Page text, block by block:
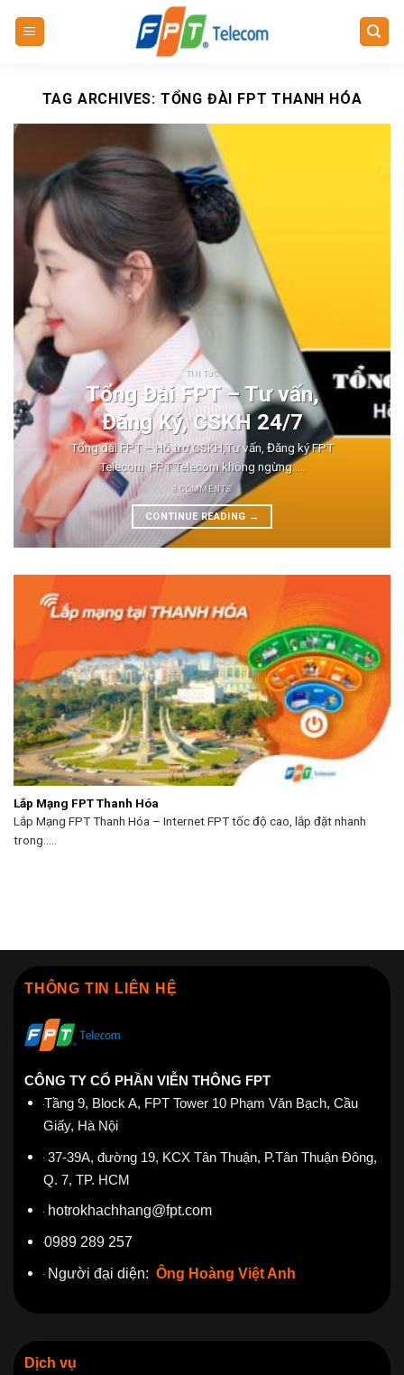
TAG ARCHIVES: TỔNG ĐÀI FPT THANH HÓA
TIN TỨC
Tổng Đài FPT – Tư vấn,
Đăng Ký, CSKH 24/7
Tổng đài FPT – Hỗ trợ CSKH,Tư vấn, Đăng ký FPT
Telecom FPT Telecom không ngừng.....
8 COMMENTS
CONTINUE READING →
Lắp Mạng FPT Thanh Hóa
Lắp Mạng FPT Thanh Hóa – Internet FPT tốc độ cao, lắp đặt nhanh
trong.....
THÔNG TIN LIÊN HỆ
CÔNG TY CỔ PHẦN VIỄN THÔNG FPT
Tầng 9, Block A, FPT Tower 10 Phạm Văn Bạch, Cầu
Giấy, Hà Nội
37-39A, đường 19, KCX Tân Thuận, P.Tân Thuận Đông,
Q. 7, TP. HCM
hotrokhachhang@fpt.com
0989 289 257
Người đại diện: Ông Hoàng Việt Anh
Dịch vụ